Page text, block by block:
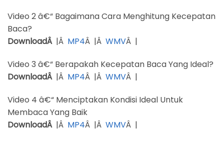
Video 2 â€“ Bagaimana Cara Menghitung Kecepatan
Baca?
DownloadÂ |Â MP4Â |Â WMVÂ |
Video 3 â€“ Berapakah Kecepatan Baca Yang Ideal?
DownloadÂ |Â MP4Â |Â WMVÂ |
Video 4 â€“ Menciptakan Kondisi Ideal Untuk
Membaca Yang Baik
DownloadÂ |Â MP4Â |Â WMVÂ |